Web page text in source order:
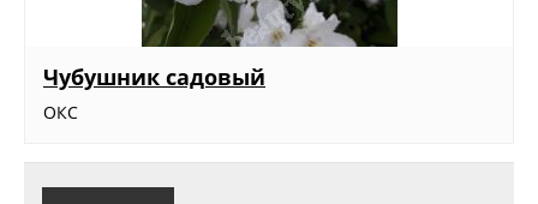
Чубушник садовый
ОКС